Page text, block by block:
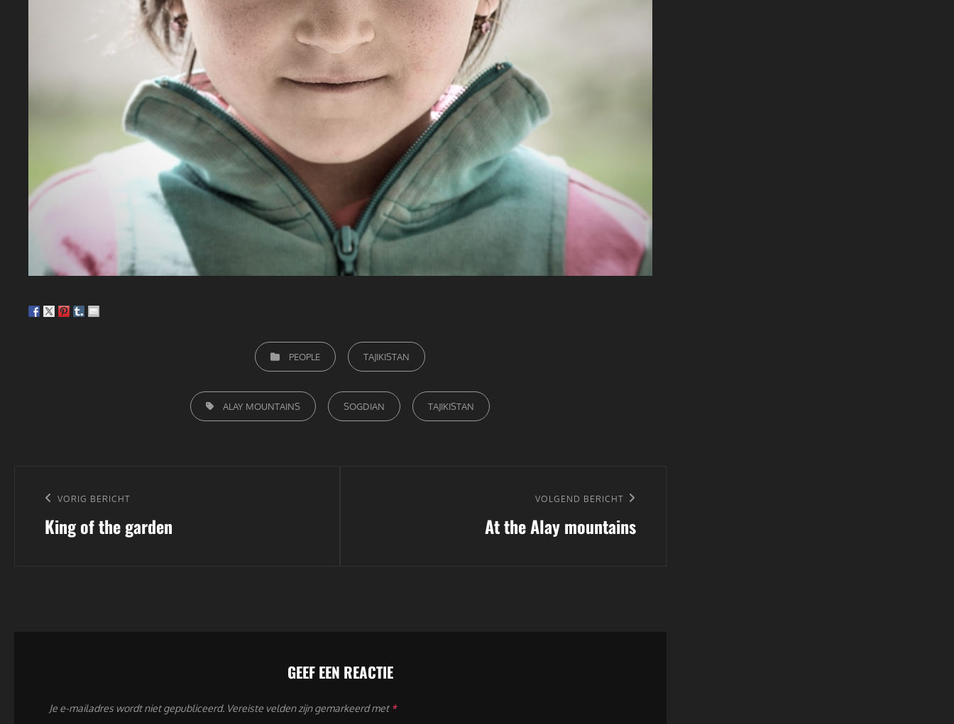
CATEGORIEËN
PEOPLE TAJIKISTAN
TAGS,
ALAY MOUNTAINS SOGDIAN TAJIKISTAN
navigatie
Vorig
bericht
VORIG BERICHT
King of the garden
VOLGEND BERICHT
At the Alay mountains
GEEF EEN REACTIE
Je e-mailadres wordt niet gepubliceerd. Vereiste velden zijn gemarkeerd met *